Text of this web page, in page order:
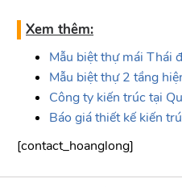
Xem thêm:
Mẫu biệt thự mái Thái
Mẫu biệt thự 2 tầng
Công ty kiến trúc tại Q
Báo giá thiết kế kiến
[contact_hoanglong]